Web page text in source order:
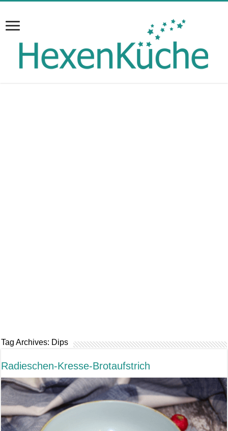
Tag Archives: Dips
Radieschen-Kresse-Brotaufstrich